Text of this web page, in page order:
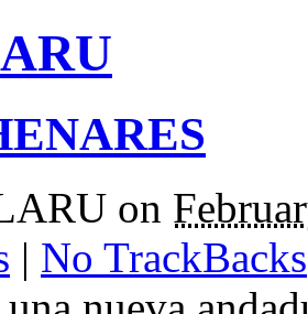
on
| No TrackBacks